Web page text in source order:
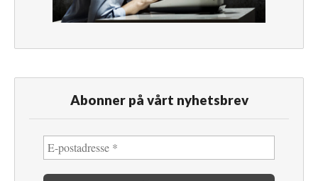
Abonner på vårt nyhetsbrev